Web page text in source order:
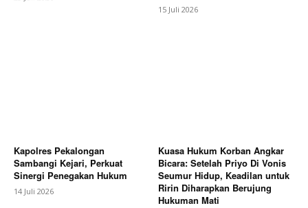
15 Juli 2026
Kapolres Pekalongan
Sambangi Kejari, Perkuat
Sinergi Penegakan Hukum
14 Juli 2026
Kuasa Hukum Korban Angkar
Bicara: Setelah Priyo Di Vonis
Seumur Hidup, Keadilan untuk
Ririn Diharapkan Berujung
Hukuman Mati